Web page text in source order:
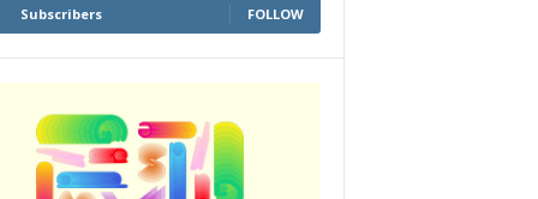
Subscribers FOLLOW